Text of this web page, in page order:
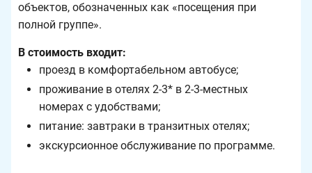
объектов, обозначенных как «посещения при
полной группе».
В стоимость входит:
проезд в комфортабельном автобусе;
проживание в отелях 2-3* в 2-3-местных
номерах с удобствами;
питание: завтраки в транзитных отелях;
экскурсионное обслуживание по программе.